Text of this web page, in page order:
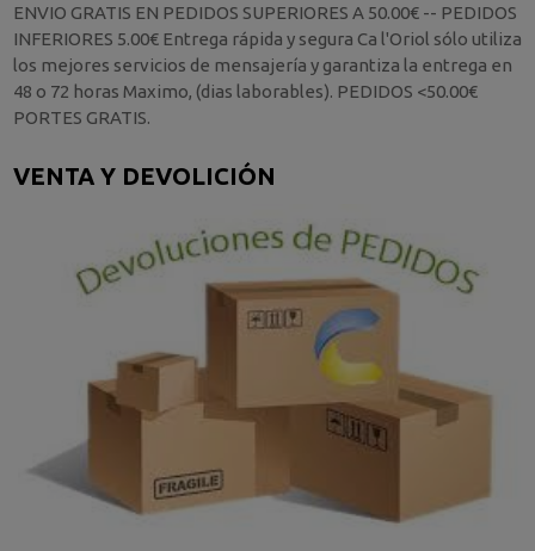
ENVIO GRATIS EN PEDIDOS SUPERIORES A 50.00€ -- PEDIDOS
INFERIORES 5.00€ Entrega rápida y segura Ca l'Oriol sólo utiliza
los mejores servicios de mensajería y garantiza la entrega en
48 o 72 horas Maximo, (dias laborables). PEDIDOS <50.00€
PORTES GRATIS.
VENTA Y DEVOLICIÓN